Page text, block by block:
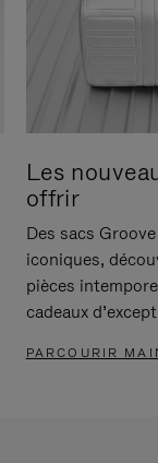
Les
offrir
Des sacs
iconiques,
pièces
cadeaux
PARCOURIR